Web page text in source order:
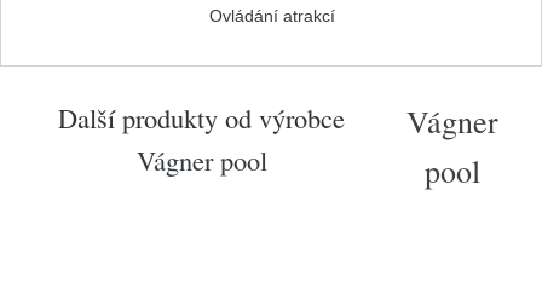
Ovládání atrakcí
Další produkty od výrobce
Vágner pool
Vágner
pool